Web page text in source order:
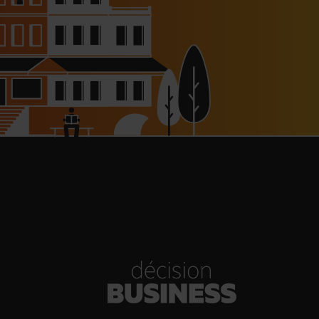
à 8 000 € pour les
l’autoroute A63
réouverte
Woman Dinners de Veuve
Clicquot de retour
Hôtels : un chiffre d’affaires